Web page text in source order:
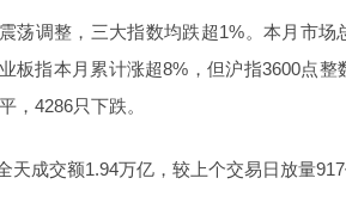
荡调整，三大指数均跌超1%。本月市
板指本月累计涨超8%，但沪指3600点
，4286只下跌。
天成交额1.94万亿，较上个交易日放量